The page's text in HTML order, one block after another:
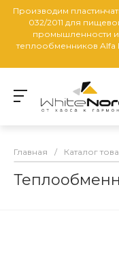
Производим
032/2011 для
промышленности и
теплообменников Alfa
Главная / Каталог